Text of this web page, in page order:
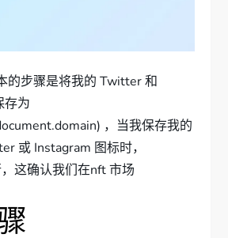
的步骤是将我的 Twitter 和
存为
，当我保存我的
或 Instagram 图标时，
这确认我们在nft 市场